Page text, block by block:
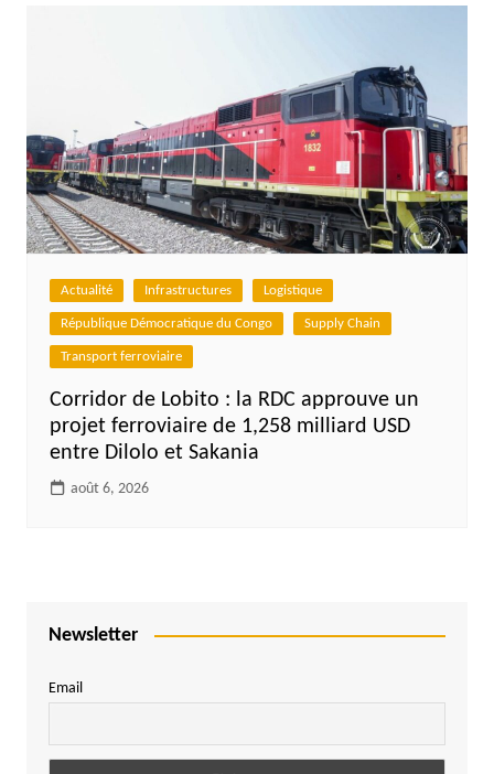
Actualité Infrastructures Logistique
République Démocratique du Congo Supply Chain
Transport ferroviaire
Corridor de Lobito : la RDC approuve un
projet ferroviaire de 1,258 milliard USD
entre Dilolo et Sakania
août 6, 2026
Newsletter
Email